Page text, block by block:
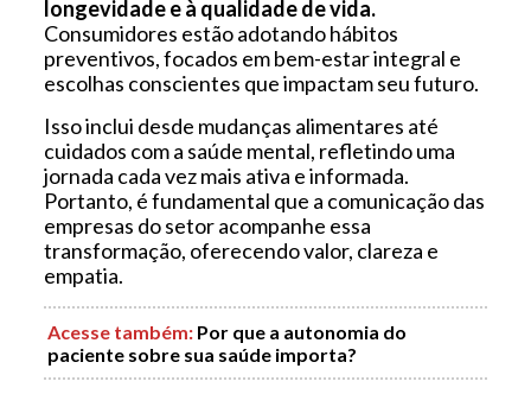
longevidade e à qualidade de vida.
Consumidores estão adotando hábitos
preventivos, focados em bem-estar integral e
escolhas conscientes que impactam seu futuro.
Isso inclui desde mudanças alimentares até
cuidados com a saúde mental, refletindo uma
jornada cada vez mais ativa e informada.
Portanto, é fundamental que a comunicação das
empresas do setor acompanhe essa
transformação, oferecendo valor, clareza e
empatia.
Acesse também: Por que a autonomia do
paciente sobre sua saúde importa?